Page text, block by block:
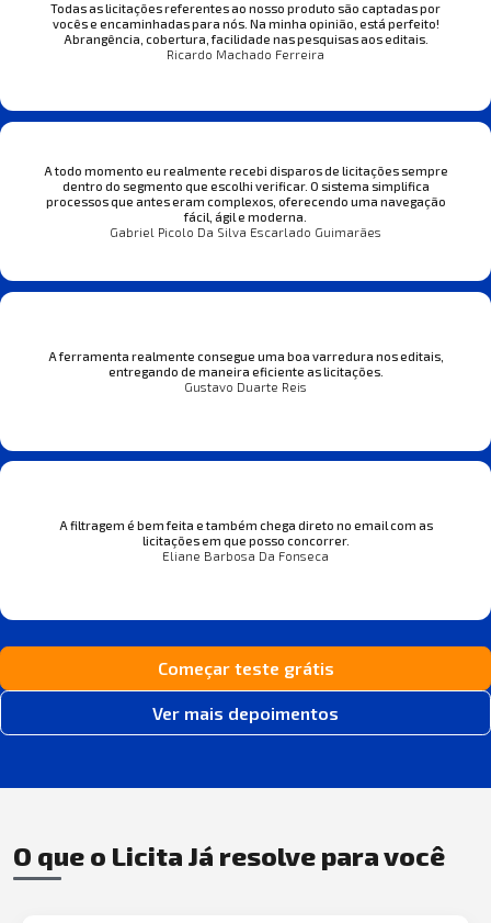
Todas as licitações referentes ao nosso produto são captadas por
vocês e encaminhadas para nós. Na minha opinião, está perfeito!
Abrangência, cobertura, facilidade nas pesquisas aos editais.
Ricardo Machado Ferreira
A todo momento eu realmente recebi disparos de licitações sempre
dentro do segmento que escolhi verificar. O sistema simplifica
processos que antes eram complexos, oferecendo uma navegação
fácil, ágil e moderna.
Gabriel Picolo Da Silva Escarlado Guimarães
A ferramenta realmente consegue uma boa varredura nos editais,
entregando de maneira eficiente as licitações.
Gustavo Duarte Reis
A filtragem é bem feita e também chega direto no email com as
licitações em que posso concorrer.
Eliane Barbosa Da Fonseca
Começar teste grátis
Ver mais depoimentos
O que o Licita Já resolve para você